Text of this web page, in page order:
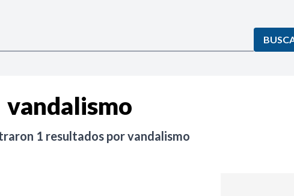
vandalismo
1 resultados porvandalismo